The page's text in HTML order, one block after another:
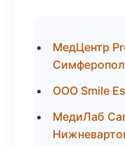
МедЦентр
ООО Smile
МедиЛаб